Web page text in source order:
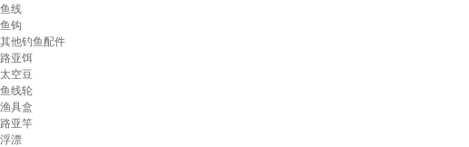
鱼线
鱼钩
其他钓鱼配件
路亚饵
太空豆
鱼线轮
渔具盒
路亚竿
浮漂